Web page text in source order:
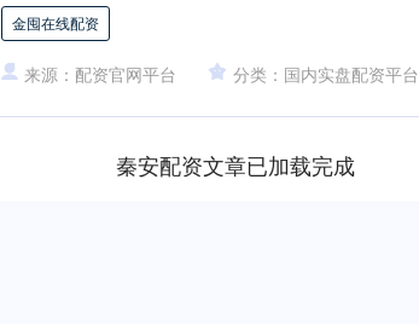
金囤在线配资
来源：配资官网平台 分类：国内实盘配资平台
秦安配资文章已加载完成